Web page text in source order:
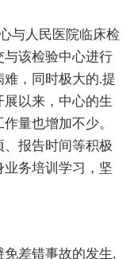
人民医院临床检
该检验中心进行
，同时极大的.提
以来，中心的生
量也增加不少。
报告时间等积极
务培训学习，坚
差错事故的发生,